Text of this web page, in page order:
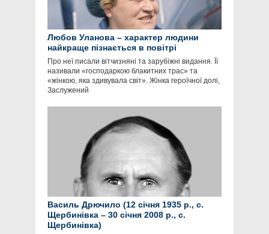
Любов Уланова – характер людини
найкраще пізнається в повітрі
Про неї писали вітчизняні та зарубіжні видання. Її
називали «господаркою блакитних трас» та
«жінкою, яка здивувала світ». Жінка героїчної долі,
Заслужений
Василь Дрючило (12 січня 1935 р., с.
Щербинівка – 30 січня 2008 р., с.
Щербинівка)